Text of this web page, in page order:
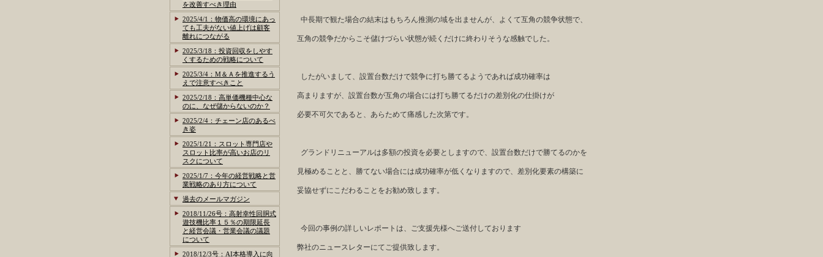
中長期で観た場合の結末はもちろん推測の域を出ませんが、よくて互角の競争状態で、
互角の競争だからこそ儲けづらい状態が続くだけに終わりそうな感触でした。
したがいまして、設置台数だけで競争に打ち勝てるようであれば成功確率は
高まりますが、設置台数が互角の場合には打ち勝てるだけの差別化の仕掛けが
必要不可欠であると、あらためて痛感した次第です。
グランドリニューアルは多額の投資を必要としますので、設置台数だけで勝てるのかを
見極めることと、勝てない場合には成功確率が低くなりますので、差別化要素の構築に
妥協せずにこだわることをお勧め致します。
今回の事例の詳しいレポートは、ご支援先様へご送付しております
弊社のニュースレターにてご提供致します。
を改善すべき理由
2025/4/1：物価高の環境にあっ
ても工夫がない値上げは顧客
離れにつながる
2025/3/18：投資回収をしやす
くするための戦略について
2025/3/4：M＆Ａを推進するう
えで注意すべきこと
2025/2/18：高単価機種中心な
のに、なぜ儲からないのか？
2025/2/4：チェーン店のあるべ
き姿
2025/1/21：スロット専門店や
スロット比率が高いお店のリ
スクについて
2025/1/7：今年の経営戦略と営
業戦略のあり方について
過去のメールマガジン
2018/11/26号：高射幸性回胴式
遊技機比率１５％の期限延長
と経営会議・営業会議の議題
について
2018/12/3号：AI本格導入に向